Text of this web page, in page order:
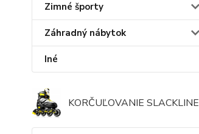
Zimné športy
Záhradný nábytok
Iné
KORČUĽOVANIE SLACKLINE